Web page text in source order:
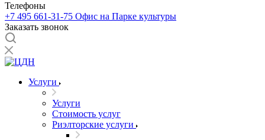
Телефоны
+7 495 661-31-75 Офис на Парке культуры
Заказать звонок
Услуги
Услуги
Стоимость услуг
Риэлторские услуги